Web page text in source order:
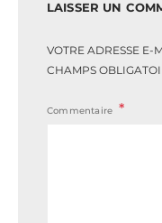
LAISSER UN
VOTRE ADRESSE E-
CHAMPS
Commentaire